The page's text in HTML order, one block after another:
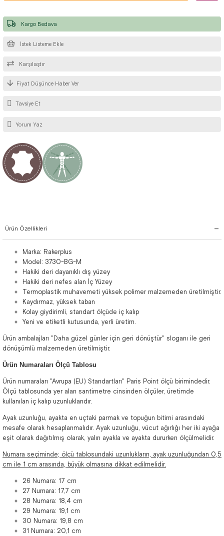
İstek Listeme Ekle
Karşılaştır
Fiyat Düşünce Haber Ver
Kargo Bedava
Tavsiye Et
Yorum Yaz
Ürün Özellikleri
Marka: Rakerplus
Model: 3730-BG-M
Hakiki deri dayanıklı dış yüzey
Hakiki deri nefes alan İç Yüzey
Termoplastik muhavemeti yüksek polimer malzemeden üretilmiştir.
Kaydırmaz, yüksek taban
Kolay giydirimli, standart ölçüde iç kalıp
Yeni ve etiketli kutusunda, yerli üretim.
Ürün ambalajları "Daha güzel günler için geri dönüştür" sloganı ile geri
dönüşümlü malzemeden üretilmiştir.
Ürün Numaraları Ölçü Tablosu
Ürün numaraları "Avrupa (EU) Standartları" Paris Point ölçü birimindedir.
Ölçü tablosunda yer alan santimetre cinsinden ölçüler, üretimde
kullanılan iç kalıp uzunluklarıdır.
Ayak uzunluğu, ayakta en uçtaki parmak ve topuğun bitimi arasındaki
mesafe olarak hesaplanmalıdır. Ayak uzunluğu, vücut ağırlığı her iki ayağa
eşit olarak dağıtılmış olarak, yalın ayakla ve ayakta dururken ölçülmelidir.
Numara seçiminde; ölçü tablosundaki uzunlukların, ayak uzunluğundan 0,5
cm ile 1 cm arasında, büyük olmasına dikkat edilmelidir.
26 Numara: 17 cm
27 Numara: 17,7 cm
28 Numara: 18,4 cm
29 Numara: 19,1 cm
30 Numara: 19,8 cm
31 Numara: 20,1 cm